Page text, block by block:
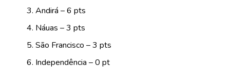
Andirá – 6 pts
Náuas – 3 pts
São Francisco – 3 pts
Independência – 0 pt